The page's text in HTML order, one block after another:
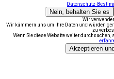
Datenschutz-
Nein, behalten Sie es
Wir
Wir kümmern uns um Ihre Daten und würden
zu
Wenn Sie diese Website weiter durchsuchen,
Akzeptieren